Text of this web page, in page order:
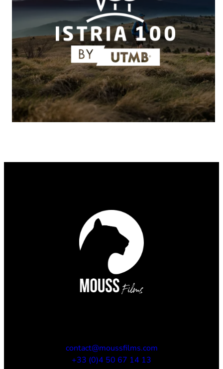
contact@moussfilms.com
+33 (0)4 50 67 14 13